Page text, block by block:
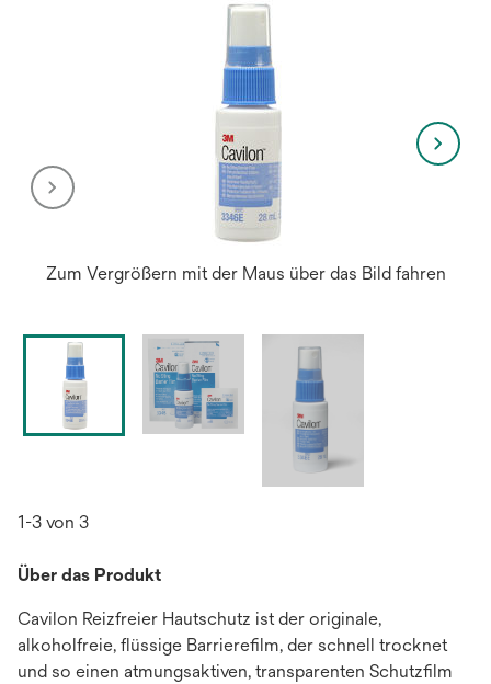
Zum Vergrößern mit der Maus über das Bild fahren
1-3 von 3
Über das Produkt
Cavilon Reizfreier Hautschutz ist der originale,
alkoholfreie, flüssige Barrierefilm, der schnell trocknet
und so einen atmungsaktiven, transparenten Schutzfilm